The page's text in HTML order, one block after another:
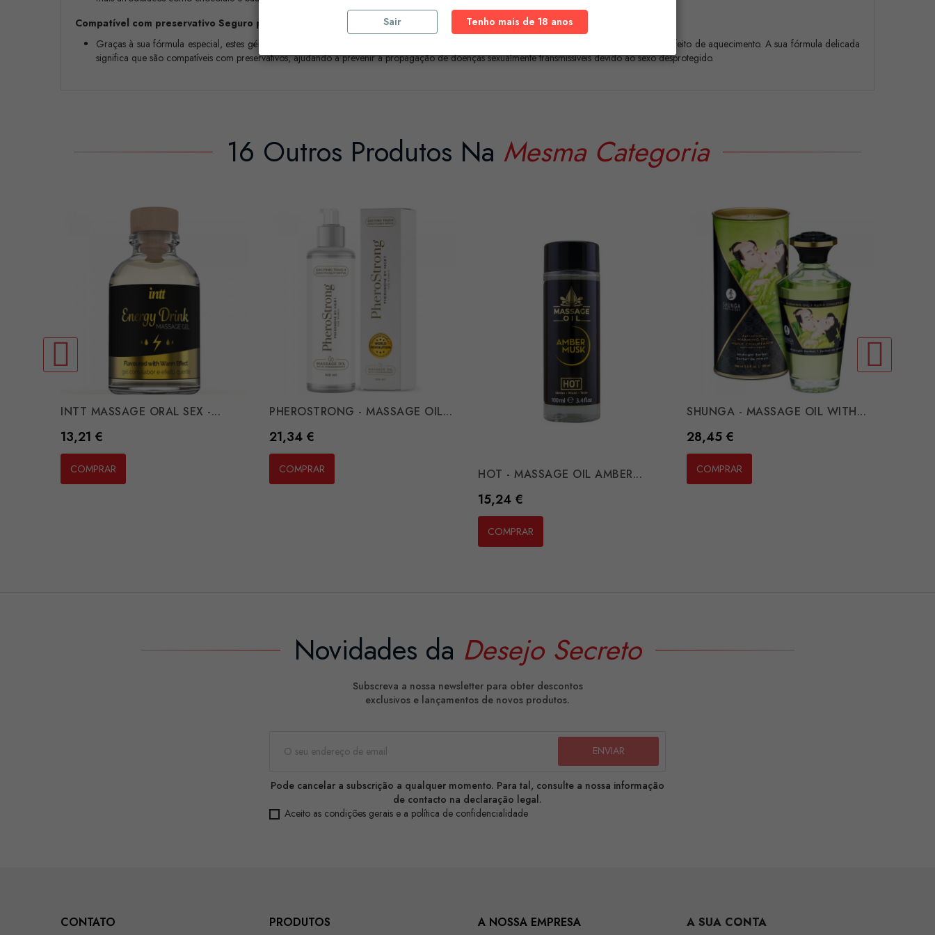
Compatível com preservativo Seguro para uso com látex
Graças à sua fórmula especial, estes géis de massagem comestíveis também são adequados para uso como lubrificantes aromatizados com efeito de aquecimento. A sua fórmula delicada
significa que são compatíveis com preservativos, ajudando a prevenir a propagação de doenças sexualmente transmissíveis devido ao sexo desprotegido.
16 Outros Produtos Na Mesma Categoria
INTT MASSAGE ORAL SEX -...
Preço
13,21 €
COMPRAR
PHEROSTRONG - MASSAGE OIL...
Preço
21,34 €
COMPRAR HOT - MASSAGE OIL AMBER...
Preço
15,24 €
COMPRAR
SHUNGA - MASSAGE OIL WITH...
Preço
28,45 €
COMPRAR
Novidades da Desejo Secreto
Subscreva a nossa newsletter para obter descontos
exclusivos e lançamentos de novos produtos.
Pode cancelar a subscrição a qualquer momento. Para tal, consulte a nossa informação
de contacto na declaração legal.
Aceito as condições gerais e a política de confidencialidade
CONTATO PRODUTOS A NOSSA EMPRESA A SUA CONTA
Sair Tenho mais de 18 anos